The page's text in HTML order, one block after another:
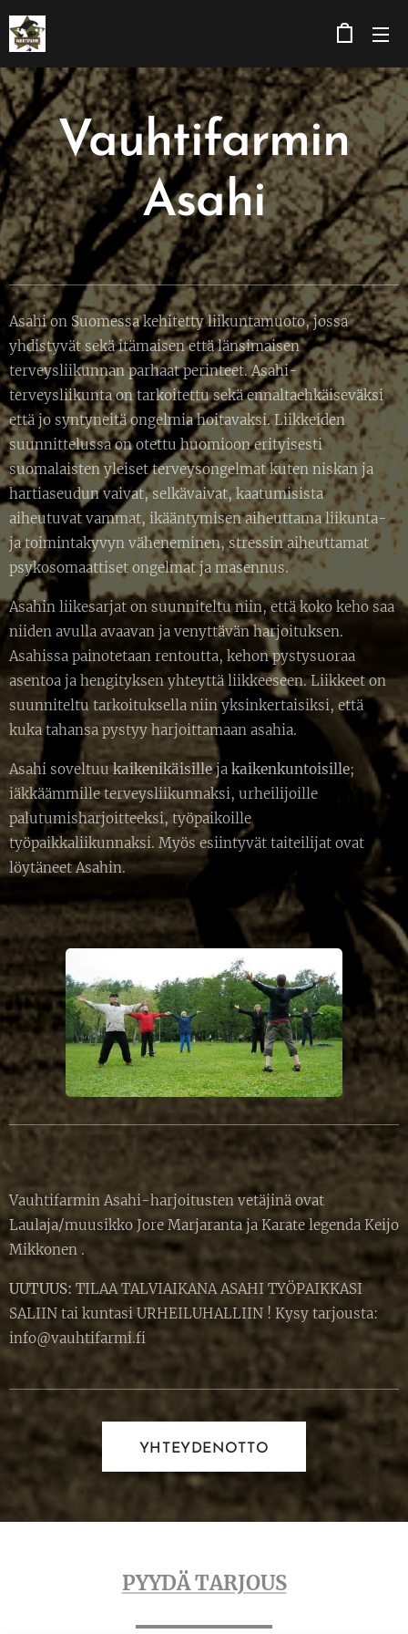
Vauhtifarmin
Asahi
Asahi on Suomessa kehitetty liikuntamuoto, jossa
yhdistyvät sekä itämaisen että länsimaisen
terveysliikunnan parhaat perinteet. Asahi-
terveysliikunta on tarkoitettu sekä ennaltaehkäiseväksi
että jo syntyneitä ongelmia hoitavaksi. Liikkeiden
suunnittelussa on otettu huomioon erityisesti
suomalaisten yleiset terveysongelmat kuten niskan ja
hartiaseudun vaivat, selkävaivat, kaatumisista
aiheutuvat vammat, ikääntymisen aiheuttama liikunta-
ja toimintakyvyn väheneminen, stressin aiheuttamat
psykosomaattiset ongelmat ja masennus.
Asahin liikesarjat on suunniteltu niin, että koko keho saa
niiden avulla avaavan ja venyttävän harjoituksen.
Asahissa painotetaan rentoutta, kehon pystysuoraa
asentoa ja hengityksen yhteyttä liikkeeseen. Liikkeet on
suunniteltu tarkoituksella niin yksinkertaisiksi, että
kuka tahansa pystyy harjoittamaan asahia.
Asahi soveltuukaikenikäisilleja kaikenkuntoisille;
iäkkäämmille terveysliikunnaksi, urheilijoille
palutumisharjoitteeksi, työpaikoille
työpaikkaliikunnaksi. Myös esiintyvät taiteilijat ovat
löytäneet Asahin.
Vauhtifarmin Asahi-harjoitusten vetäjinä ovat
Laulaja/muusikko Jore Marjaranta ja Karate legenda Keijo
Mikkonen .
UUTUUS: TILAA TALVIAIKANA ASAHI TYÖPAIKKASI
SALIIN tai kuntasi URHEILUHALLIIN ! Kysy tarjousta:
info@vauhtifarmi.fi
YHTEYDENOTTO
PYYDÄ TARJOUS